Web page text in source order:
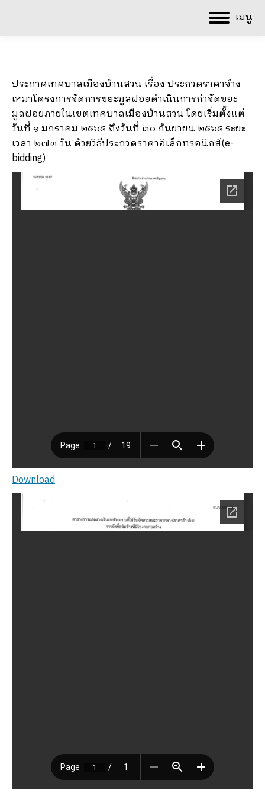
เมนู
ประกาศเทศบาลเมืองบ้านสวน เรื่อง ประกวดราคาจ้าง
เหมาโครงการจัดการขยะมูลฝอยดำเนินการกำจัดขยะ
มูลฝอยภายในเขตเทศบาลเมืองบ้านสวน โดยเริ่มตั้งแต่
วันที่ ๑ มกราคม ๒๕๖๕ ถึงวันที่ ๓๐ กันยายน ๒๕๖๕ ระยะ
เวลา ๒๗๓ วัน ด้วยวิธีประกวดราคาอิเล็กทรอนิกส์(e-
bidding)
Download